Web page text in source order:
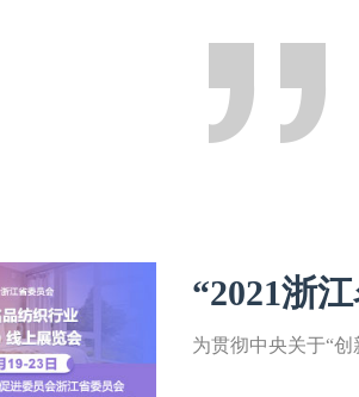
“2021浙
比亚）线
为贯彻中央关于“